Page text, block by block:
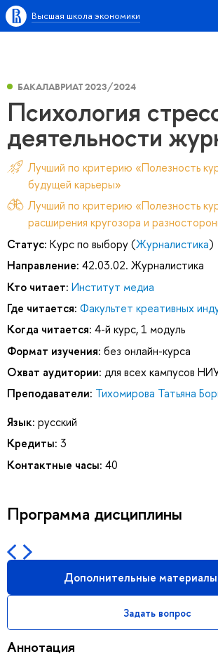
Высшая школа экономики
БАКАЛАВРИАТ 2023/2024
Психология
деятельности
Лучший по критерию «Полезность
будущей карьеры»
Лучший по критерию «Полезность
расширения кругозора и
Статус: Курс по выбору (Журналистика)
Направление: 42.03.02. Журналистика
Кто читает: Институт медиа
Где читается: Факультет креативных
Когда читается: 4-й курс, 1 модуль
Формат изучения: без онлайн-курса
Охват аудитории: для всех кампусов
Преподаватели: Тихомирова Татьяна
Язык: русский
Кредиты: 3
Контактные часы: 40
Программа дисциплины
Дополнительные материалы
Задать вопрос
Аннотация